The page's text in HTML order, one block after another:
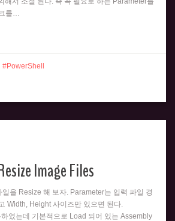
를…
PowerShell
Image Files
을 Resize 해 보자. Parameter는 입력 파일 경
Width, Height 사이즈만 있으면 된다.
였는데 기본적으로 Load 되어 있는 Assembly